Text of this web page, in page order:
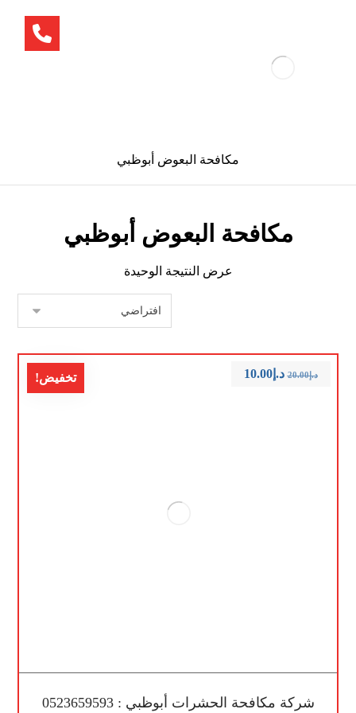
مكافحة البعوض أبوظبي
مكافحة البعوض أبوظبي
عرض النتيجة الوحيدة
تخفيض!
شركة مكافحة الحشرات أبوظبي : 0523659593
د.إ20.00 د.إ10.00